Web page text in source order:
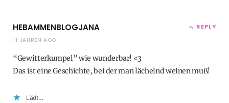
HEBAMMENBLOGJANA
11 JAHREN AGO
REPLY
“Gewitterkumpel” wie wunderbar! <3
Das ist eine Geschichte, bei der man lächelnd weinen muß!
Lädt…